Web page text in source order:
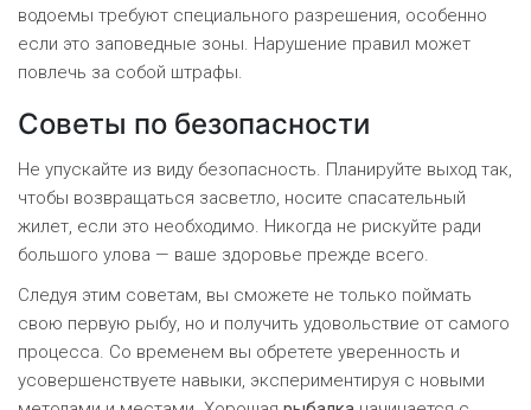
водоемы требуют специального разрешения, особенно
если это заповедные зоны. Нарушение правил может
повлечь за собой штрафы.
Советы по безопасности
Не упускайте из виду безопасность. Планируйте выход так,
чтобы возвращаться засветло, носите спасательный
жилет, если это необходимо. Никогда не рискуйте ради
большого улова — ваше здоровье прежде всего.
Следуя этим советам, вы сможете не только поймать
свою первую рыбу, но и получить удовольствие от самого
процесса. Со временем вы обретете уверенность и
усовершенствуете навыки, экспериментируя с новыми